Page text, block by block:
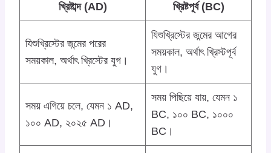
খ্রিষ্টাব্দ (AD) খ্রিষ্টপূর্ব (BC)
যিশুখ্রিস্টের জন্মের পরের
সময়কাল, অর্থাৎ খ্রিস্টের যুগ।
যিশুখ্রিস্টের জন্মের আগের
সময়কাল, অর্থাৎ খ্রিস্টপূর্ব
যুগ।
সময় এগিয়ে চলে, যেমন ১ AD,
১০০ AD, ২০২৫ AD।
সময় পিছিয়ে যায়, যেমন ১
BC, ১০০ BC, ১০০০
BC।